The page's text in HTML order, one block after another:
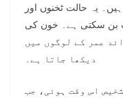
یہ حالت ٹخنوں اور
بن سکتی ہے۔ خون کی
اکثر 70 سال سے زائد عمر کے لوگوں میں
دیکھا جاتا ہے۔
اس وقت ہوئی، جب